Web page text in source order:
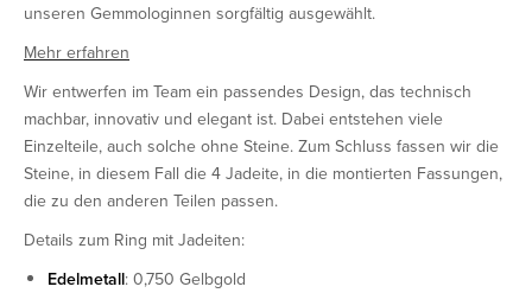
unseren Gemmologinnen sorgfältig ausgewählt.
Mehr erfahren
Wir entwerfen im Team ein passendes Design, das technisch
machbar, innovativ und elegant ist. Dabei entstehen viele
Einzelteile, auch solche ohne Steine. Zum Schluss fassen wir die
Steine, in diesem Fall die 4 Jadeite, in die montierten Fassungen,
die zu den anderen Teilen passen.
Details zum Ring mit Jadeiten:
Edelmetall: 0,750 Gelbgold